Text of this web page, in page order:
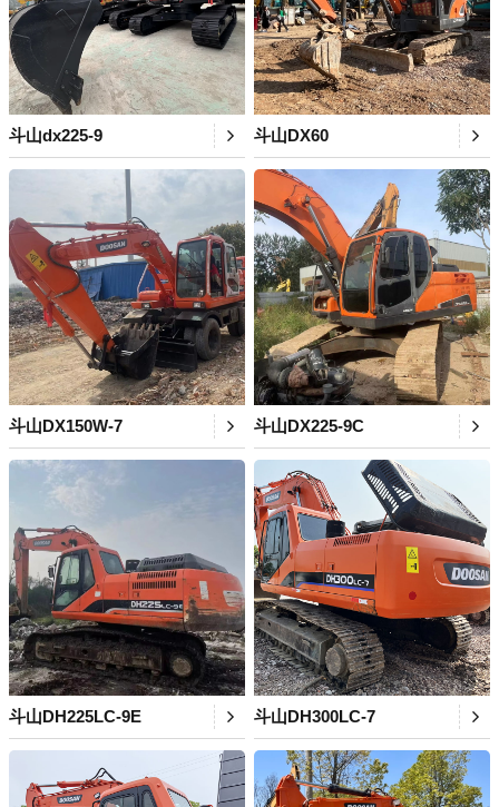
斗山dx225-9 斗山DX60
斗山DX150W-7 斗山DX225-9C
斗山DH225LC-9E 斗山DH300LC-7